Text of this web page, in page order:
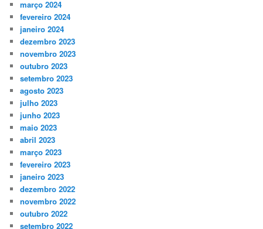
março 2024
fevereiro 2024
janeiro 2024
dezembro 2023
novembro 2023
outubro 2023
setembro 2023
agosto 2023
julho 2023
junho 2023
maio 2023
abril 2023
março 2023
fevereiro 2023
janeiro 2023
dezembro 2022
novembro 2022
outubro 2022
setembro 2022